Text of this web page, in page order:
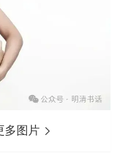
多图片